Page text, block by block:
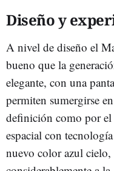
Diseño y
A nivel de diseño el
bueno que la
elegante, con una
permiten sumergirse
definición como por el
espacial con
nuevo color azul